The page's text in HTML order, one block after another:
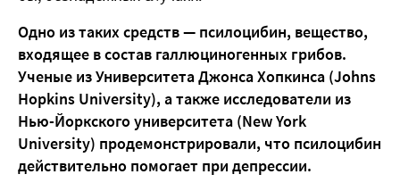
Одно из таких средств — псилоцибин, вещество,
входящее в состав галлюциногенных грибов.
Ученые из Университета Джонса Хопкинса (Johns
Hopkins University), а также исследователи из
Нью-Йоркского университета (New York
University) продемонстрировали, что псилоцибин
действительно помогает при депрессии.